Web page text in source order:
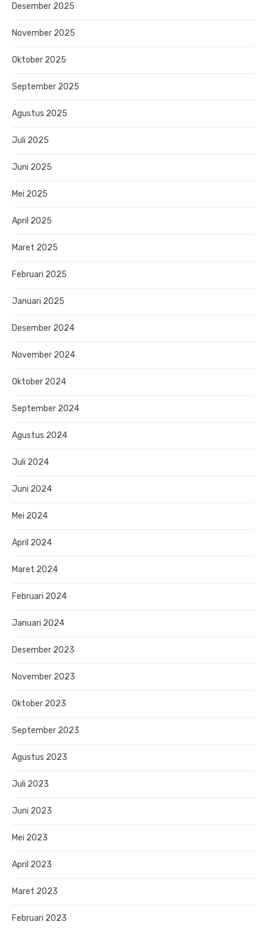
Desember 2025
November 2025
Oktober 2025
September 2025
Agustus 2025
Juli 2025
Juni 2025
Mei 2025
April 2025
Maret 2025
Februari 2025
Januari 2025
Desember 2024
November 2024
Oktober 2024
September 2024
Agustus 2024
Juli 2024
Juni 2024
Mei 2024
April 2024
Maret 2024
Februari 2024
Januari 2024
Desember 2023
November 2023
Oktober 2023
September 2023
Agustus 2023
Juli 2023
Juni 2023
Mei 2023
April 2023
Maret 2023
Februari 2023